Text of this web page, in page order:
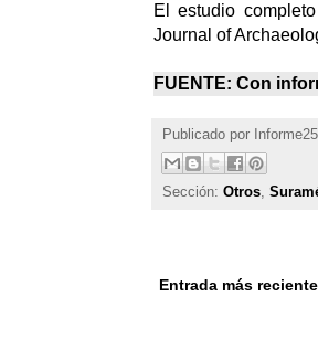
El estudio
Journal of
FUENTE: Con
Publicado por
Sección: Otros,
Entrada más reciente